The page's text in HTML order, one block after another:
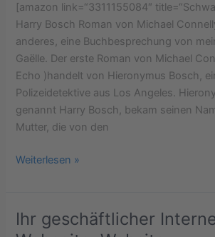
[amazon link=“3311155084″
Harry Bosch Roman von Michael
anderes, eine Buchbesprechung von
Gaëlle. Der erste Roman von Michael
Echo )handelt von Hieronymus Bosch,
Polizeidetektive aus Los Angeles.
genannt Harry Bosch, bekam seinen
Mutter, die von den
Connelly
Weiterlesen »
Ihr geschäftlicher
Ihr
geschäftlicher